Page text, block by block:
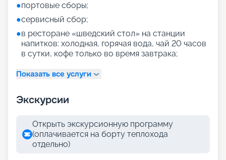
●портовые сборы;
●сервисный сбор;
●в ресторане «шведский стол» на станции
напитков: холодная, горячая вода, чай 20 часов
в сутки, кофе только во время завтрака;
Показать все услуги
Экскурсии
Открыть экскурсионную программу
(оплачивается на борту теплохода
отдельно)